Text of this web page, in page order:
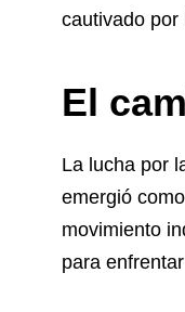
cautivado por
El
La lucha por
emergió
movimiento
para